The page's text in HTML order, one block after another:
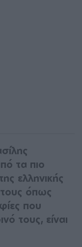
τα πιο
ελληνικής
όπως
που
τους, είναι